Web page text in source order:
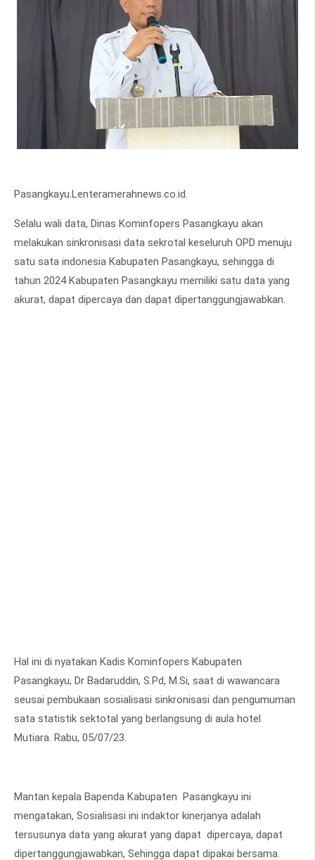
Pasangkayu.Lenteramerahnews.co.id.
Selalu wali data, Dinas Kominfopers Pasangkayu akan
melakukan sinkronisasi data sekrotal keseluruh OPD menuju
satu sata indonesia Kabupaten Pasangkayu, sehingga di
tahun 2024 Kabupaten Pasangkayu memiliki satu data yang
akurat, dapat dipercaya dan dapat dipertanggungjawabkan.
Hal ini di nyatakan Kadis Kominfopers Kabupaten
Pasangkayu, Dr Badaruddin, S.Pd, M.Si, saat di wawancara
seusai pembukaan sosialisasi sinkronisasi dan pengumuman
sata statistik sektotal yang berlangsung di aula hotel
Mutiara. Rabu, 05/07/23.
Mantan kepala Bapenda Kabupaten Pasangkayu ini
mengatakan, Sosialisasi ini indaktor kinerjanya adalah
tersusunya data yang akurat yang dapat dipercaya, dapat
dipertanggungjawabkan, Sehingga dapat dipakai bersama.